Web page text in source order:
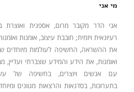
מי אני
אני הדר מקובר מרום, אספנית ואוצרת
רעיונאית ויזמית; חובבת עיצוב, אוּמנות
את ההשראה, החשיפה לעולמות מיוחדים
ואומנות, את הידע והמידע שצברתי
עם אנשים ויוצרים, בחשיפה של
בתערוכות, בסדנאות והרצאות מגוונים